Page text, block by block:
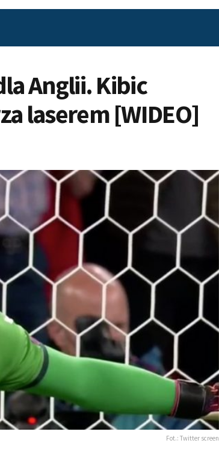
Anglii. Kibic
laserem [WIDEO]
Fot.: Twitter screen